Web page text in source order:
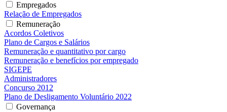
Empregados
Relação de Empregados
Remuneração
Acordos Coletivos
Plano de Cargos e Salários
Remuneração e quantitativo por cargo
Remuneração e benefícios por empregado
SIGEPE
Administradores
Concurso 2012
Plano de Desligamento Voluntário 2022
Governança